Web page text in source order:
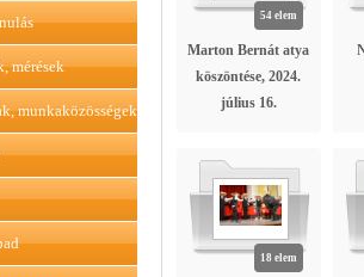
mérések
munkaközösségek
54 elem
Marton Bernát atya
köszöntése, 2024.
július 16.
18 elem